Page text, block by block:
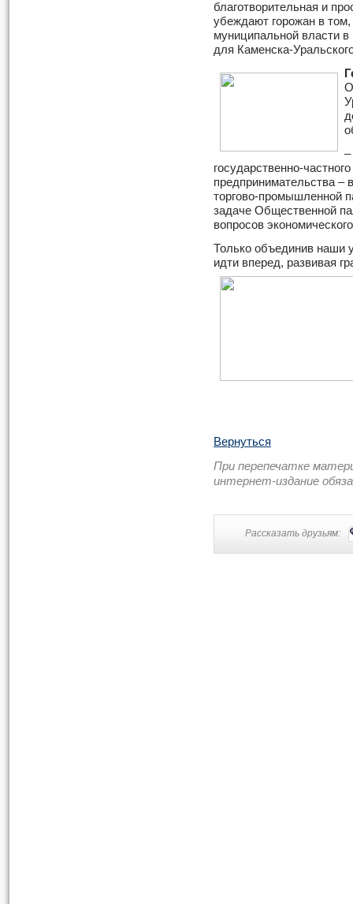
благотворительная и
убеждают горожан в
муниципальной власти
для Каменска-
–
государственно-
предпринимательства –
торгово-промышленной
задаче Общественной
вопросов
Только объединив наши
идти вперед, развивая
Вернуться
При перепечатке
интернет-издание
Рассказать друзьям: